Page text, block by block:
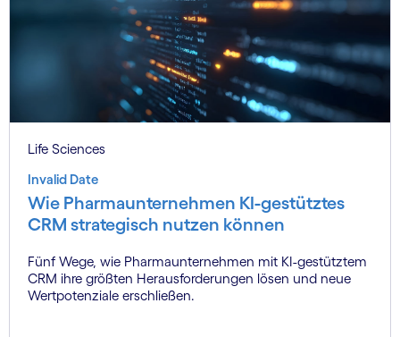
Life Sciences
Invalid Date
Wie Pharmaunternehmen KI-gestütztes
CRM strategisch nutzen können
Fünf Wege, wie Pharmaunternehmen mit KI-gestütztem
CRM ihre größten Herausforderungen lösen und neue
Wertpotenziale erschließen.